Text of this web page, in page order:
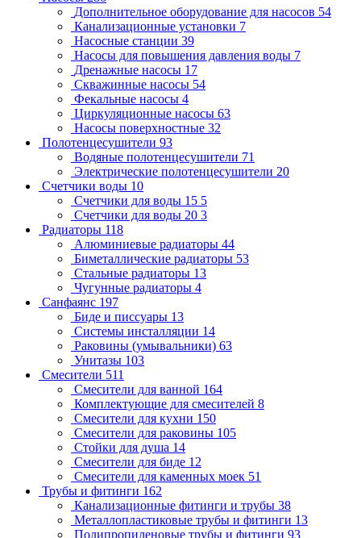
Дополнительное оборудование для насосов 54
Канализационные установки 7
Насосные станции 39
Насосы для повышения давления воды 7
Дренажные насосы 17
Скважинные насосы 54
Фекальные насосы 4
Циркуляционные насосы 63
Насосы поверхностные 32
Полотенцесушители 93
Водяные полотенцесушители 71
Электрические полотенцесушители 20
Счетчики воды 10
Счетчики для воды 15 5
Счетчики для воды 20 3
Радиаторы 118
Алюминиевые радиаторы 44
Биметаллические радиаторы 53
Стальные радиаторы 13
Чугунные радиаторы 4
Санфаянс 197
Биде и писсуары 13
Системы инсталляции 14
Раковины (умывальники) 63
Унитазы 103
Смесители 511
Смесители для ванной 164
Комплектующие для смесителей 8
Смесители для кухни 150
Смесители для раковины 105
Стойки для душа 14
Смесители для биде 12
Смесители для каменных моек 51
Трубы и фитинги 162
Канализационные фитинги и трубы 38
Металлопластиковые трубы и фитинги 13
Полипропиленовые трубы и фитинги 93